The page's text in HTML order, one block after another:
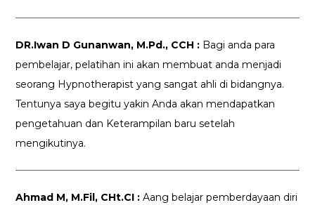
DR.Iwan D Gunanwan, M.Pd., CCH : Bagi anda para
pembelajar, pelatihan ini akan membuat anda menjadi
seorang Hypnotherapist yang sangat ahli di bidangnya.
Tentunya saya begitu yakin Anda akan mendapatkan
pengetahuan dan Keterampilan baru setelah
mengikutinya.
Ahmad M, M.Fil, CHt.CI : Aang belajar pemberdayaan diri